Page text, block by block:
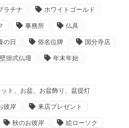
ラチナ ホワイトゴールド
事務所 仏具
の日 俗名位牌 国分寺店
壁掛式仏壇 年末年始
ト、お盆、お盆飾り、盆提灯
彼岸 来店プレゼント
秋のお彼岸 絵ローソク